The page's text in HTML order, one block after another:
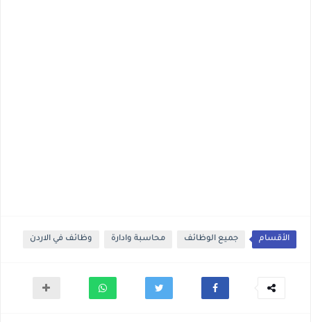
الأقسام جميع الوظائف محاسبة وادارة وظائف في الاردن